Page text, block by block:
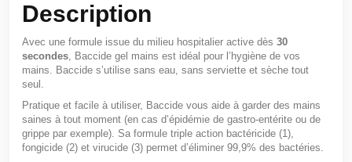
Description
Avec une formule issue du milieu hospitalier active dès 30
secondes , Baccide gel mains est idéal pour l’hygiène de vos
mains. Baccide s’utilise sans eau, sans serviette et sèche tout
seul.
Pratique et facile à utiliser, Baccide vous aide à garder des mains
saines à tout moment (en cas d’épidémie de gastro-entérite ou de
grippe par exemple). Sa formule triple action bactéricide (1),
fongicide (2) et virucide (3) permet d’éliminer 99,9% des bactéries.